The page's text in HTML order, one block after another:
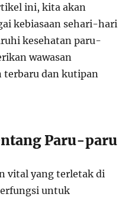
ini, kita akan
kebiasaan sehari-hari
kesehatan paru-
wawasan
terbaru dan kutipan
Paru-paru
vital yang terletak di
untuk